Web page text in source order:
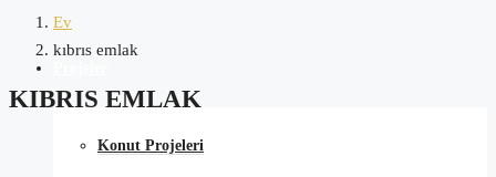
Konut Projeleri
Ev
kıbrıs emlak
KIBRIS EMLAK